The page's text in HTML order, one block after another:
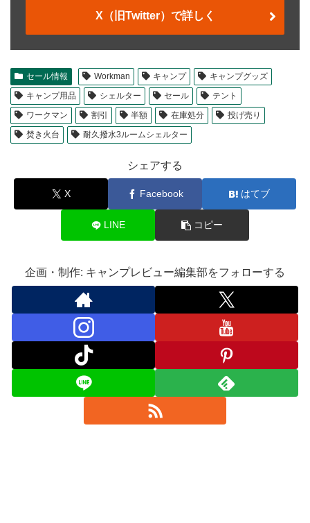
X（旧Twitter）で詳しく
セール情報 Workman キャンプ
キャンプグッズ
キャンプ用品
シェルター セール
テント
ワークマン
割引 半額 在庫処分
投げ売り
焚き火台
耐久撥水3ルームシェルター
シェアする
X Facebook はてブ
LINE コピー
企画・制作: キャンプレビュー編集部をフォローする